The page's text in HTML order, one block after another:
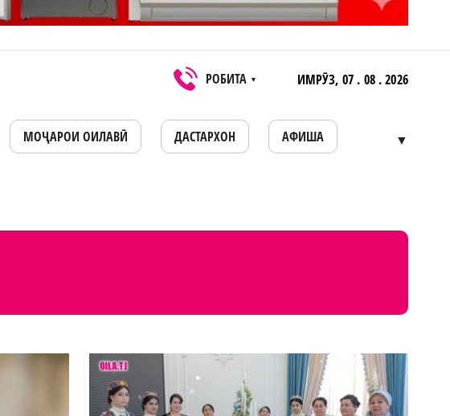
РОБИТА ▼ ИМРӮЗ, 07 . 08 . 2026
МОҶАРОИ ОИЛАВӢ ДАСТАРХОН АФИША ▼